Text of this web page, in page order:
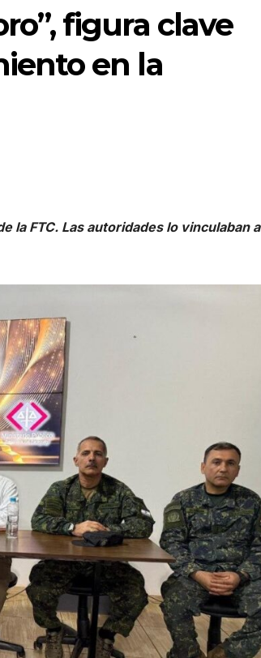
figura clave
en la
la FTC. Las autoridades lo vinculaban a